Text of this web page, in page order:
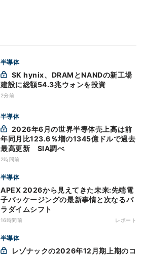
半導体
建設に総額54.3兆ウォンを投資
2分前
半導体
年同月比123.6％増の1345億ドルで過去
最高更新 SIA調べ
2時間前
半導体
APEX 2026から見えてきた未来:先端電
子パッケージングの最新事情と次なるパ
ラダイムシフト
16時間前 レポート
半導体